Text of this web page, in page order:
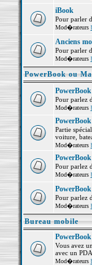
iBook
Pour parler
Mod�rateurs
Anciens
Pour parler
Mod�rateurs
PowerBook ou
Pour parlez
Mod�rateurs
Partie
voiture,
Mod�rateurs
Pour parlez
Mod�rateurs
Pour parlez
Mod�rateurs
Bureau mobile
Vous avez
avec un
Mod�rateurs